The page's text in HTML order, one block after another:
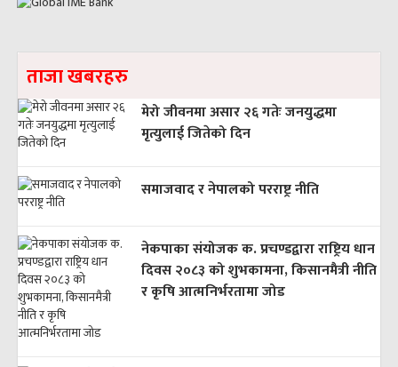
ताजा खबरहरु
मेरो जीवनमा असार २६ गतेः जनयुद्धमा
मृत्युलाई जितेको दिन
समाजवाद र नेपालको परराष्ट्र नीति
नेकपाका संयोजक क. प्रचण्डद्वारा राष्ट्रिय धान
दिवस २०८३ को शुभकामना, किसानमैत्री नीति
र कृषि आत्मनिर्भरतामा जोड